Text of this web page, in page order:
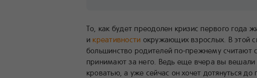
То, как будет преодолен кризис первого года
и креативности окружающих взрослых. В этой
большинство родителей по-прежнему
принимают за него. Ведь еще вчера вы
кроватью, а уже сейчас он хочет дотянуться